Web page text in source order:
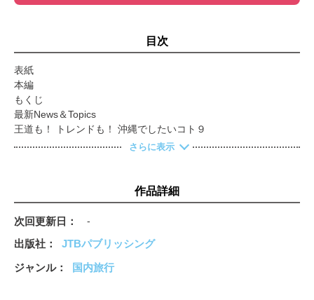
目次
表紙
本編
もくじ
最新News＆Topics
王道も！ トレンドも！ 沖縄でしたいコト９
出発前に要チェック！沖縄のキホン
満足度120％おきなわ大百科
おきなわで遊ぶ
フィールドアクテビティ
島人カルチャー文化体験
クラフト体験
さらに表示
作品詳細
次回更新日 -
出版社
JTBパブリッシング
ジャンル
国内旅行